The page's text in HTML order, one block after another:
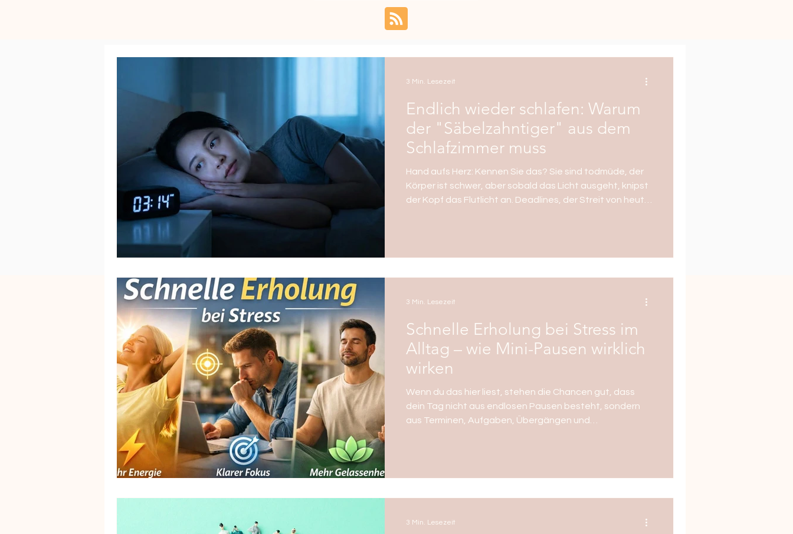
Endlich wieder schlafen: Warum
der "Säbelzahntiger" aus dem
Schlafzimmer muss
Hand aufs Herz: Kennen Sie das? Sie sind todmüde, der
Körper ist schwer, aber sobald das Licht ausgeht, knipst
der Kopf das Flutlicht an. Deadlines, der Streit von heute
3 Min. Lesezeit
Schnelle Erholung bei Stress im
Alltag – wie Mini-Pausen wirklich
wirken
Wenn du das hier liest, stehen die Chancen gut, dass
dein Tag nicht aus endlosen Pausen besteht, sondern
aus Terminen, Aufgaben, Übergängen und
Denn: Unser Nervensystem braucht nicht erst am Abend
Luxus.
3 Min. Lesezeit
3 Min. Lesezeit